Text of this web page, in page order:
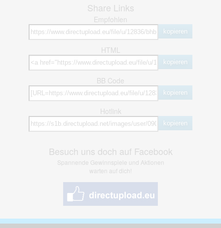
Share Links
Empfohlen
kopieren
HTML
kopieren
BB Code
kopieren
Hotlink
kopieren
Besuch uns doch auf Facebook
Spannende Gewinnspiele und Aktionen
warten auf dich!